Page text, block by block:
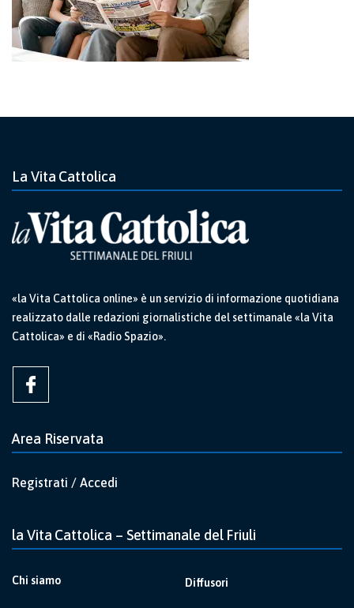
La Vita Cattolica
«la Vita Cattolica online» è un servizio di informazione quotidiana
realizzato dalle redazioni giornalistiche del settimanale «la Vita
Cattolica» e di «Radio Spazio».
Area Riservata
Registrati / Accedi
la Vita Cattolica – Settimanale del Friuli
Chi siamo Diffusori